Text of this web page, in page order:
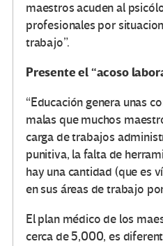
maestros acuden al
profesionales por
trabajo”.
Presente el “acoso
“Educación genera unas
malas que muchos
carga de trabajos
punitiva, la falta de
hay una cantidad (que es
en sus áreas de trabajo
El plan médico de los
cerca de 5,000, es